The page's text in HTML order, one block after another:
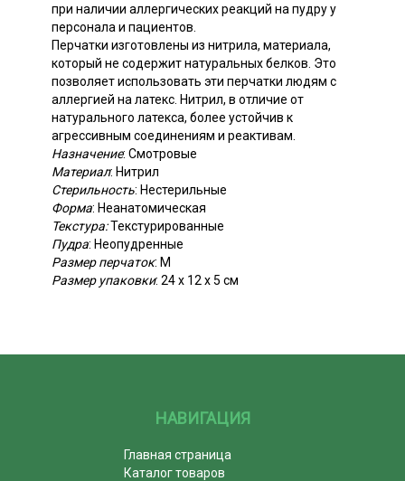
при наличии аллергических реакций на пудру у
персонала и пациентов.
Перчатки изготовлены из нитрила, материала,
который не содержит натуральных белков. Это
позволяет использовать эти перчатки людям с
аллергией на латекс. Нитрил, в отличие от
натурального латекса, более устойчив к
агрессивным соединениям и реактивам.
Назначение: Смотровые
Материал: Нитрил
Стерильность: Нестерильные
Форма: Неанатомическая
Текстура:Текстурированные
Пудра: Неопудренные
Размер перчаток: M
Размер упаковки: 24 х 12 х 5 см
НАВИГАЦИЯ
Главная страница
Каталог товаров